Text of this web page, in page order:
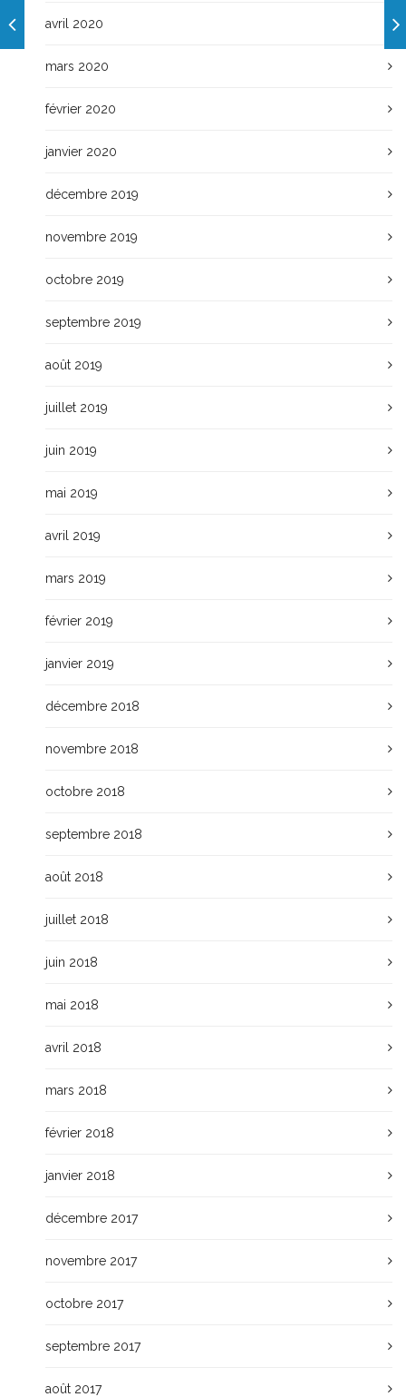
avril 2020
mars 2020
février 2020
janvier 2020
décembre 2019
novembre 2019
octobre 2019
septembre 2019
août 2019
juillet 2019
juin 2019
mai 2019
avril 2019
mars 2019
février 2019
janvier 2019
décembre 2018
novembre 2018
octobre 2018
septembre 2018
août 2018
juillet 2018
juin 2018
mai 2018
avril 2018
mars 2018
février 2018
janvier 2018
décembre 2017
novembre 2017
octobre 2017
septembre 2017
août 2017